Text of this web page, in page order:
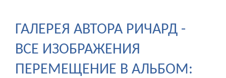
ГАЛЕРЕЯ АВТОРА РИЧАРД -
ВСЕ ИЗОБРАЖЕНИЯ
ПЕРЕМЕЩЕНИЕ В АЛЬБОМ: